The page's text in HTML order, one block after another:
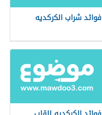
فوائد شراب الكركديه